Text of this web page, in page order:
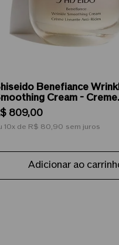
Benefiance
Cream - Creme
Facial
809,00
10 de R$ 80,90 sem juros
Adicionar ao